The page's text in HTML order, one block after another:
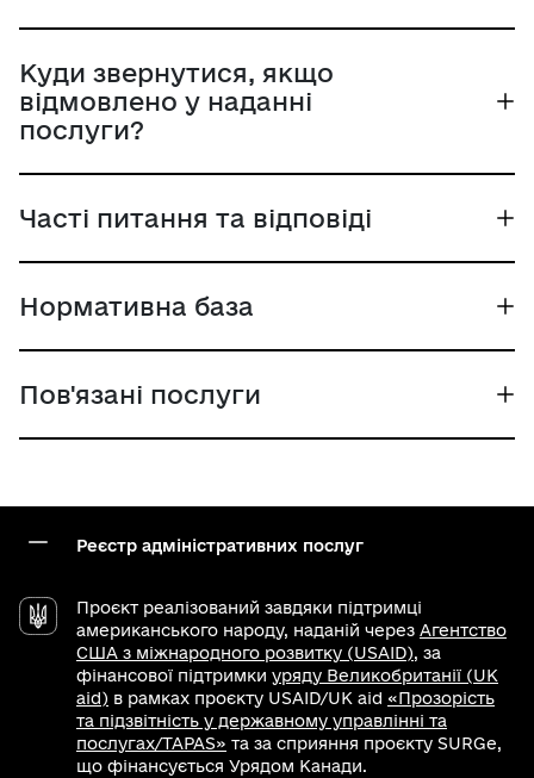
Куди звернутися, якщо
відмовлено у наданні
послуги?
Часті питання та відповіді
Нормативна база
Пов'язані послуги
Реєстр адміністративних послуг
Проєкт реалізований завдяки підтримці
американського народу, наданій через Агентство
США з міжнародного розвитку (USAID), за
фінансової підтримки уряду Великобританії (UK
aid) в рамках проєкту USAID/UK aid «Прозорість
та підзвітність у державному управлінні та
послугах/TAPAS» та за сприяння проєкту SURGe,
що фінансується Урядом Канади.